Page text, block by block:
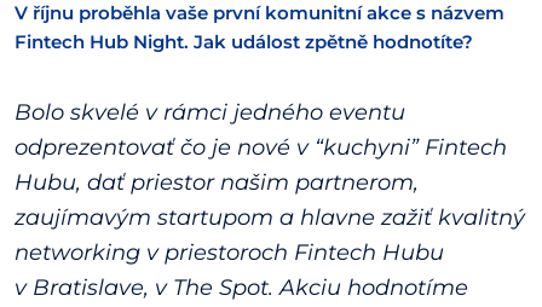
V říjnu proběhla vaše první komunitní akce s názvem
Fintech Hub Night. Jak událost zpětně hodnotíte?
Bolo skvelé v rámci jedného eventu
odprezentovať čo je nové v “kuchyni” Fintech
Hubu, dať priestor našim partnerom,
zaujímavým startupom a hlavne zažiť kvalitný
networking v priestoroch Fintech Hubu
v Bratislave, v The Spot. Akciu hodnotíme